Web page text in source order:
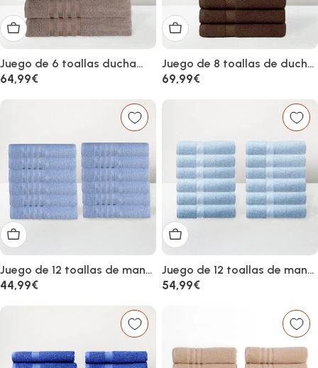
Añadir al carrito
Juego de 6 toallas ducha
grandes color marrón 100%
Precio
64,99€
Añadir al carrito
Juego de 8 toallas de ducha
color chocolate 100%
Precio
69,99€
Añadir al carrito
Juego de 12 toallas de mano
color azul 100% algodón rizo
Precio
44,99€
Añadir al carrito
Juego de 12 toallas de mano
color azul 100% algodón rizo
Precio
54,99€